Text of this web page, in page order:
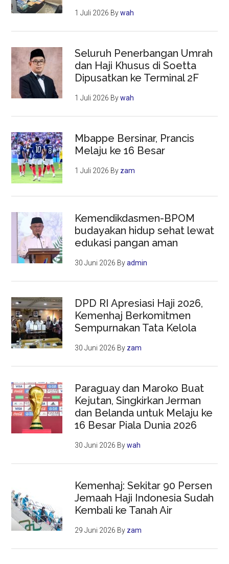
1 Juli 2026 Bywah
Seluruh Penerbangan Umrah
dan Haji Khusus di Soetta
Dipusatkan ke Terminal 2F
1 Juli 2026 Bywah
Mbappe Bersinar, Prancis
Melaju ke 16 Besar
1 Juli 2026 By zam
Kemendikdasmen-BPOM
budayakan hidup sehat lewat
edukasi pangan aman
30 Juni 2026 Byadmin
DPD RI Apresiasi Haji 2026,
Kemenhaj Berkomitmen
Sempurnakan Tata Kelola
30 Juni 2026 By zam
Paraguay dan Maroko Buat
Kejutan, Singkirkan Jerman
dan Belanda untuk Melaju ke
16 Besar Piala Dunia 2026
30 Juni 2026 Bywah
Kemenhaj: Sekitar 90 Persen
Jemaah Haji Indonesia Sudah
Kembali ke Tanah Air
29 Juni 2026 By zam